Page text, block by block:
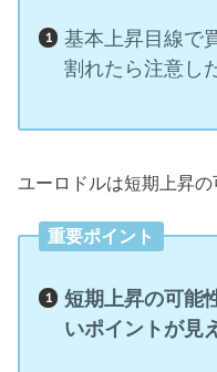
基本上昇目線で
割れたら注意し
ユーロドルは短期上昇の
重要ポイント
短期上昇の可能
いポイントが見